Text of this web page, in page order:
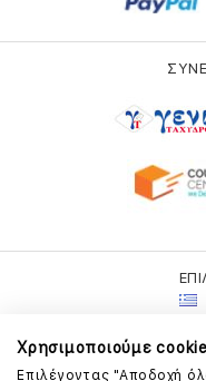
Χρησιμοποιούμε
Επιλέγοντας "Αποδοχή